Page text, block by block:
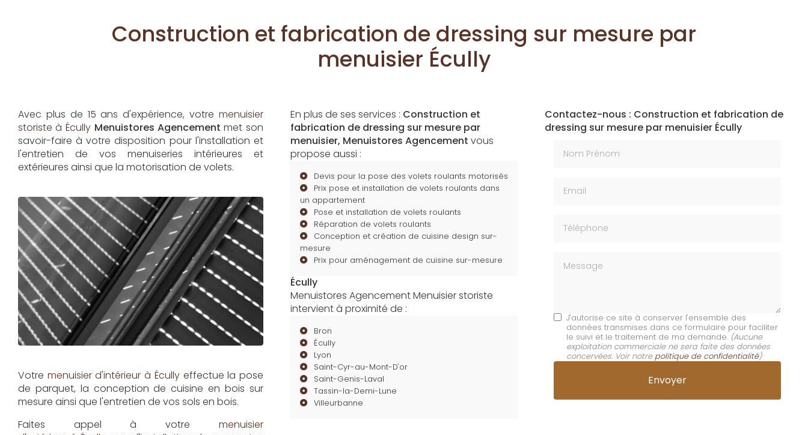
Construction et fabrication de dressing sur mesure par
menuisier Écully
Avec plus de 15 ans d'expérience, votre menuisier
storiste à Écully Menuistores Agencement met son
savoir-faire à votre disposition pour l'installation et
l'entretien de vos menuiseries intérieures et
extérieures ainsi que la motorisation de volets.
Votre menuisier d'intérieur à Écullyeffectue la pose
de parquet, la conception de cuisine en bois sur
mesure ainsi que l'entretien de vos sols en bois.
Faites appel à votre menuisier
En plus de ses services : Construction et
fabrication de dressing sur mesure par
menuisier, Menuistores Agencement vous
propose aussi :
Devis pour la pose des volets roulants motorisés
Prix pose et installation de volets roulants dans
un appartement
Pose et installation de volets roulants
Réparation de volets roulants
Conception et création de cuisine design sur-
mesure
Prix pour aménagement de cuisine sur-mesure
Écully
Menuistores Agencement Menuisier storiste
intervient à proximité de :
Bron
Écully
Lyon
Saint-Cyr-au-Mont-D'or
Saint-Genis-Laval
Tassin-la-Demi-Lune
Villeurbanne
Contactez-nous : Construction et fabrication de
dressing sur mesure par menuisier Écully
J'autorise ce site à conserver l'ensemble des
données transmises dans ce formulaire pour faciliter
le suivi et le traitement de ma demande. (Aucune
exploitation commerciale ne sera faite des données
concervées. Voir notre politique de confidentialité)